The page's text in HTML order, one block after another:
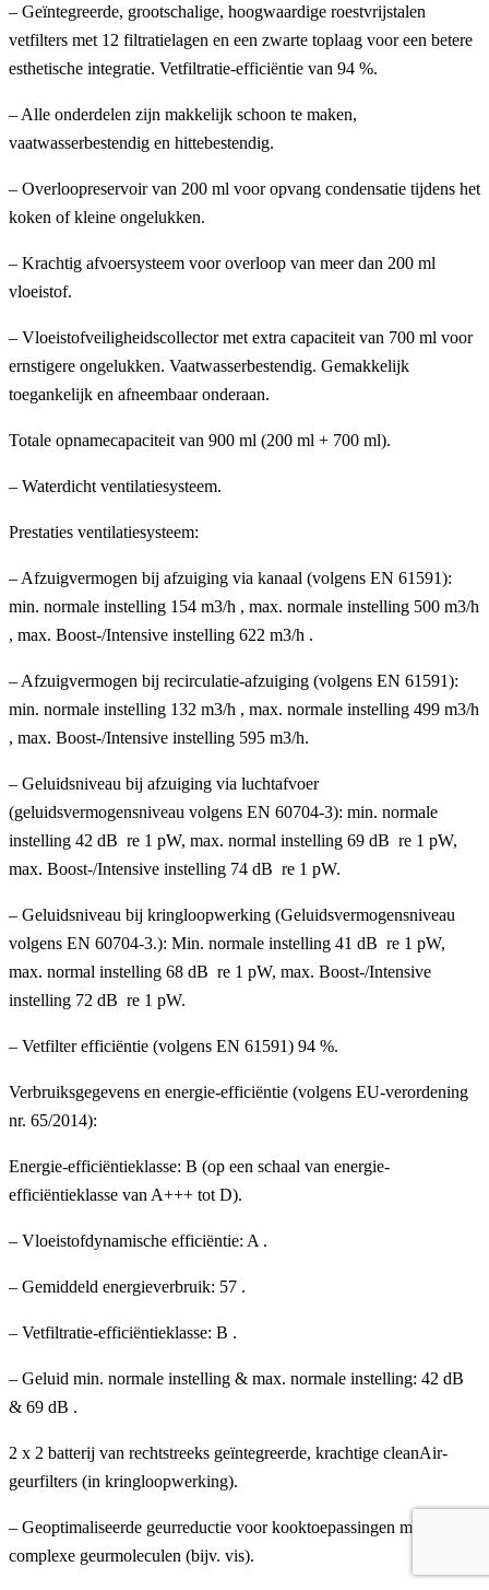
– Geïntegreerde, grootschalige, hoogwaardige roestvrijstalen
vetfilters met 12 filtratielagen en een zwarte toplaag voor een betere
esthetische integratie. Vetfiltratie-efficiëntie van 94 %.
– Alle onderdelen zijn makkelijk schoon te maken,
vaatwasserbestendig en hittebestendig.
– Overloopreservoir van 200 ml voor opvang condensatie tijdens het
koken of kleine ongelukken.
– Krachtig afvoersysteem voor overloop van meer dan 200 ml
vloeistof.
– Vloeistofveiligheidscollector met extra capaciteit van 700 ml voor
ernstigere ongelukken. Vaatwasserbestendig. Gemakkelijk
toegankelijk en afneembaar onderaan.
Totale opnamecapaciteit van 900 ml (200 ml + 700 ml).
– Waterdicht ventilatiesysteem.
Prestaties ventilatiesysteem:
– Afzuigvermogen bij afzuiging via kanaal (volgens EN 61591):
min. normale instelling 154 m3/h , max. normale instelling 500 m3/h
, max. Boost-/Intensive instelling 622 m3/h .
– Afzuigvermogen bij recirculatie-afzuiging (volgens EN 61591):
min. normale instelling 132 m3/h , max. normale instelling 499 m3/h
, max. Boost-/Intensive instelling 595 m3/h.
– Geluidsniveau bij afzuiging via luchtafvoer
(geluidsvermogensniveau volgens EN 60704-3): min. normale
instelling 42 dB re 1 pW, max. normal instelling 69 dB re 1 pW,
max. Boost-/Intensive instelling 74 dB re 1 pW.
– Geluidsniveau bij kringloopwerking (Geluidsvermogensniveau
volgens EN 60704-3.): Min. normale instelling 41 dB re 1 pW,
max. normal instelling 68 dB re 1 pW, max. Boost-/Intensive
instelling 72 dB re 1 pW.
– Vetfilter efficiëntie (volgens EN 61591) 94 %.
Verbruiksgegevens en energie-efficiëntie (volgens EU-verordening
nr. 65/2014):
Energie-efficiëntieklasse: B (op een schaal van energie-
efficiëntieklasse van A+++ tot D).
– Vloeistofdynamische efficiëntie: A .
– Gemiddeld energieverbruik: 57 .
– Vetfiltratie-efficiëntieklasse: B .
– Geluid min. normale instelling & max. normale instelling: 42 dB
& 69 dB .
2 x 2 batterij van rechtstreeks geïntegreerde, krachtige cleanAir-
geurfilters (in kringloopwerking).
– Geoptimaliseerde geurreductie voor kooktoepassingen met
complexe geurmoleculen (bijv. vis).